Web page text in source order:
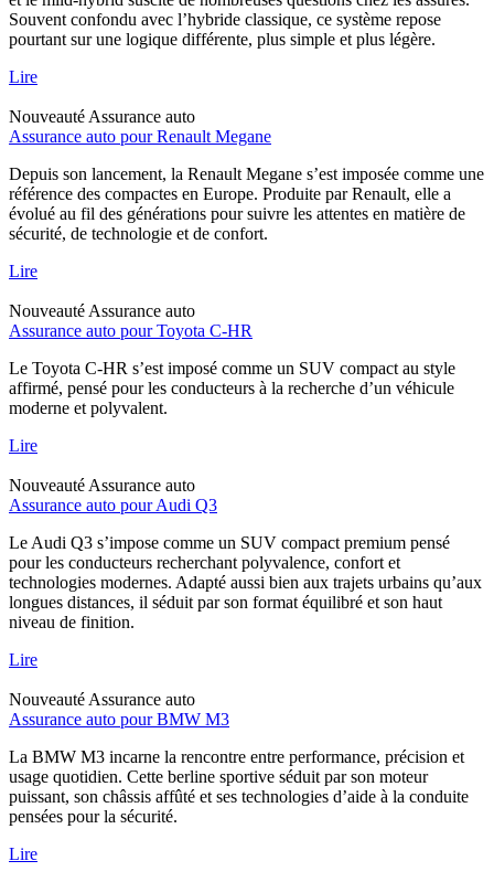
Souvent confondu avec l’hybride classique, ce système repose
pourtant sur une logique différente, plus simple et plus légère.
Lire
Nouveauté Assurance auto
Assurance auto pour Renault Megane
Depuis son lancement, la Renault Megane s’est imposée comme une
référence des compactes en Europe. Produite par Renault, elle a
évolué au fil des générations pour suivre les attentes en matière de
sécurité, de technologie et de confort.
Lire
Nouveauté Assurance auto
Assurance auto pour Toyota C-HR
Le Toyota C-HR s’est imposé comme un SUV compact au style
affirmé, pensé pour les conducteurs à la recherche d’un véhicule
moderne et polyvalent.
Lire
Nouveauté Assurance auto
Assurance auto pour Audi Q3
Le Audi Q3 s’impose comme un SUV compact premium pensé
pour les conducteurs recherchant polyvalence, confort et
technologies modernes. Adapté aussi bien aux trajets urbains qu’aux
longues distances, il séduit par son format équilibré et son haut
niveau de finition.
Lire
Nouveauté Assurance auto
Assurance auto pour BMW M3
La BMW M3 incarne la rencontre entre performance, précision et
usage quotidien. Cette berline sportive séduit par son moteur
puissant, son châssis affûté et ses technologies d’aide à la conduite
pensées pour la sécurité.
Lire